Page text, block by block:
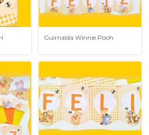
Guirnalda Winnie Pooh